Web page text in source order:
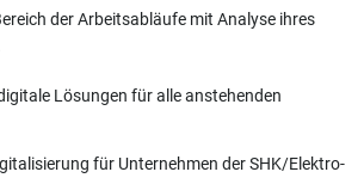
der Arbeitsabläufe mit Analyse ihres
Lösungen für alle anstehenden
für Unternehmen der SHK/Elektro-